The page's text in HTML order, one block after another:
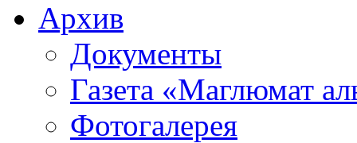
Архив
Документы
Газета «Маглюмат
Фотогалерея